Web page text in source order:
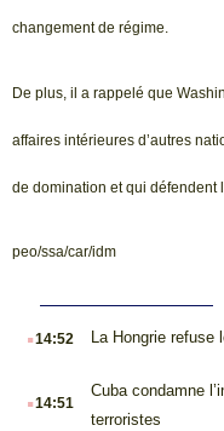
changement de régime.
De plus, il a rappelé que
affaires intérieures d’autres
de domination et qui défendent
peo/ssa/car/idm
.14:52 La Hongrie refuse
.14:51
Cuba condamne
terroristes